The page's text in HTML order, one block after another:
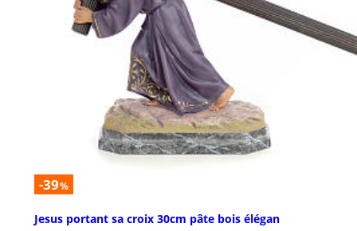
-39%
Jesus portant sa croix 30cm pâte bois élégan